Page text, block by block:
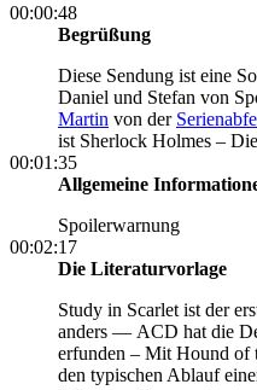
00:00:48
Begrüßung
Diese Sendung ist eine
Daniel und Stefan von
Martin von der
ist Sherlock Holmes –
00:01:35
Allgemeine
Spoilerwarnung
00:02:17
Die Literaturvorlage
Study in Scarlet ist der
anders — ACD hat die
erfunden – Mit Hound
den typischen Ablauf